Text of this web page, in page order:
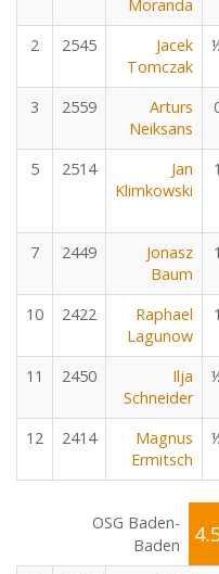
Moranda
2
2545
Jacek
Tomczak
3 2559
Arturs
Neiksans
5 2514
Jan
Klimkowski
1
7 2449
Jonasz
Baum
1
10 2422
Raphael
Lagunow
1
11 2450
Ilja
Schneider
12 2414
Magnus
Ermitsch
OSG Baden-
Baden